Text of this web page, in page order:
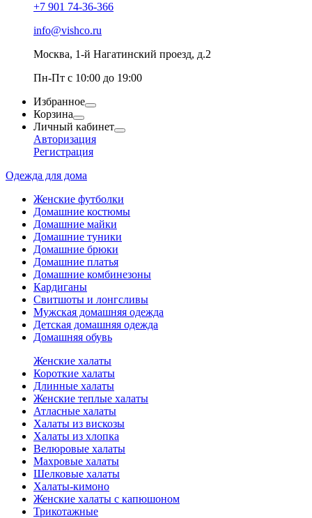
+7 901 74-36-366
info@vishco.ru
Москва, 1-й Нагатинский проезд, д.2
Пн-Пт с 10:00 до 19:00
Избранное
Корзина
Личный кабинет
Авторизация
Регистрация
Одежда для дома
Женские футболки
Домашние костюмы
Домашние майки
Домашние туники
Домашние брюки
Домашние платья
Домашние комбинезоны
Кардиганы
Свитшоты и лонгсливы
Мужская домашняя одежда
Детская домашняя одежда
Домашняя обувь
Женские халаты
Короткие халаты
Длинные халаты
Женские теплые халаты
Атласные халаты
Халаты из вискозы
Халаты из хлопка
Велюровые халаты
Махровые халаты
Шелковые халаты
Халаты-кимоно
Женские халаты с капюшоном
Трикотажные